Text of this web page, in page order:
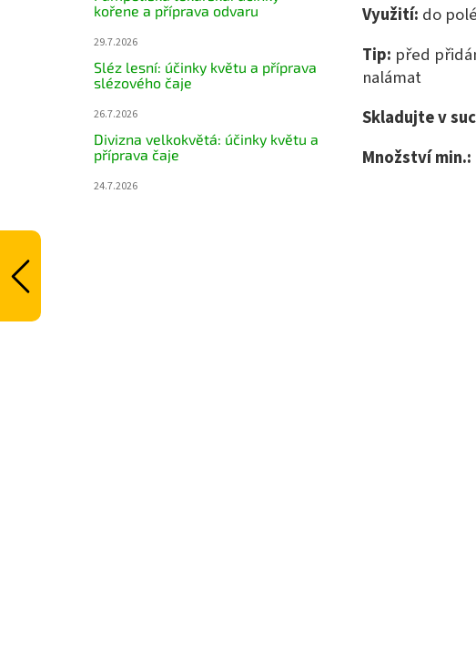
kořene a příprava odvaru
29.7.2026
Sléz lesní: účinky květu a příprava
slézového čaje
26.7.2026
Divizna velkokvětá: účinky květu a
příprava čaje
24.7.2026
Využití: do
Tip: před
nalámat
Skladujte v
Množství min.: